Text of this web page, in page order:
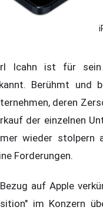
Icahn ist für sein
Berühmt und
deren
der einzelnen
wieder stolpern
Forderungen.
auf Apple
im Konzern